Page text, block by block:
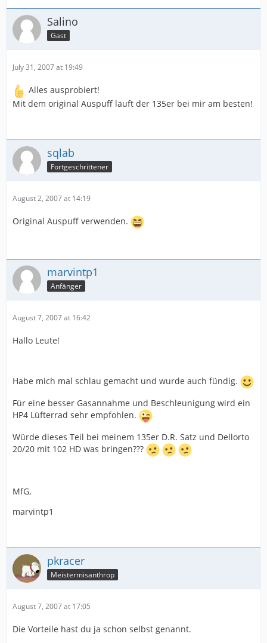
Salino
Gast
July 31, 2007 at 19:49
Alles ausprobiert!
Mit dem original Auspuff läuft der 135er bei mir am besten!
sqlab
Fortgeschrittener
August 2, 2007 at 14:19
Original Auspuff verwenden.
marvintp1
Anfänger
August 7, 2007 at 16:42
Hallo Leute!
Habe mich mal schlau gemacht und wurde auch fündig.
Für eine besser Gasannahme und Beschleunigung wird ein
HP4 Lüfterrad sehr empfohlen.
Würde dieses Teil bei meinem 135er D.R. Satz und Dellorto
20/20 mit 102 HD was bringen???
MfG,
marvintp1
pkracer
Meistermisanthrop
August 7, 2007 at 17:05
Die Vorteile hast du ja schon selbst genannt.